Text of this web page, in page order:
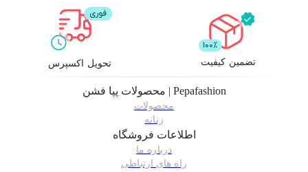
تحویل اکسپرس تضمین کیفیت
محصولات پپا فشن | Pepafashion
محصولات
زنانه
اطلاعات فروشگاه
درباره ما
راه های ارتباطی